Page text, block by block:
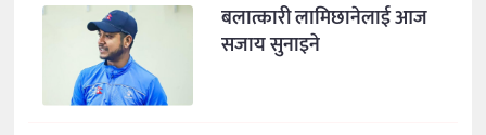
बलात्कारी लामिछानेलाई आज
सजाय सुनाइने